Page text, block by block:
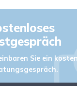
Sie ein